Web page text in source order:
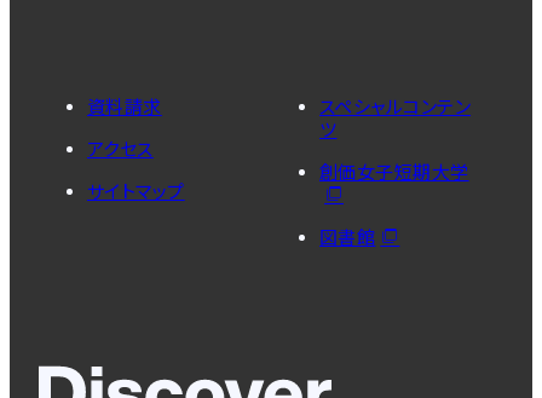
資料請求
アクセス
サイトマップ
スペシャルコンテン
ツ
創価女子短期大学
図書館